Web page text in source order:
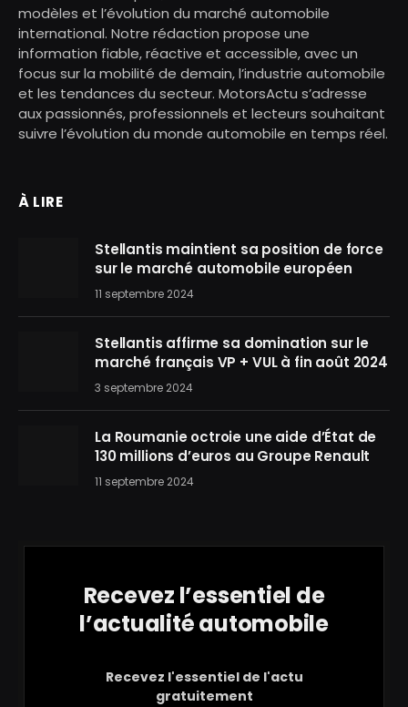
modèles et l’évolution du marché automobile
international. Notre rédaction propose une
information fiable, réactive et accessible, avec un
focus sur la mobilité de demain, l’industrie automobile
et les tendances du secteur. MotorsActu s’adresse
aux passionnés, professionnels et lecteurs souhaitant
suivre l’évolution du monde automobile en temps réel.
À LIRE
Stellantis maintient sa position de force
sur le marché automobile européen
11 septembre 2024
Stellantis affirme sa domination sur le
marché français VP + VUL à fin août 2024
3 septembre 2024
La Roumanie octroie une aide d’État de
130 millions d’euros au Groupe Renault
11 septembre 2024
Recevez l’essentiel de
l’actualité automobile
Recevez l'essentiel de l'actu
gratuitement